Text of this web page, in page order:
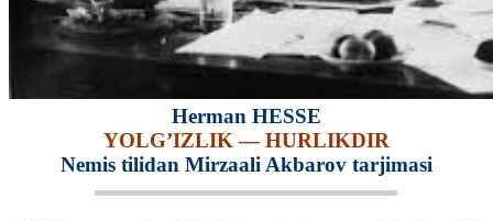
Herman HESSE
YOLG’IZLIK — HURLIKDIR
Nemis tilidan Mirzaali Akbarov tarjimasi